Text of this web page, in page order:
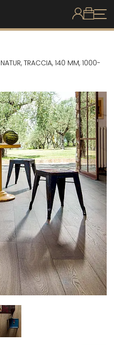
TRACCIA, 140 MM, 1000-